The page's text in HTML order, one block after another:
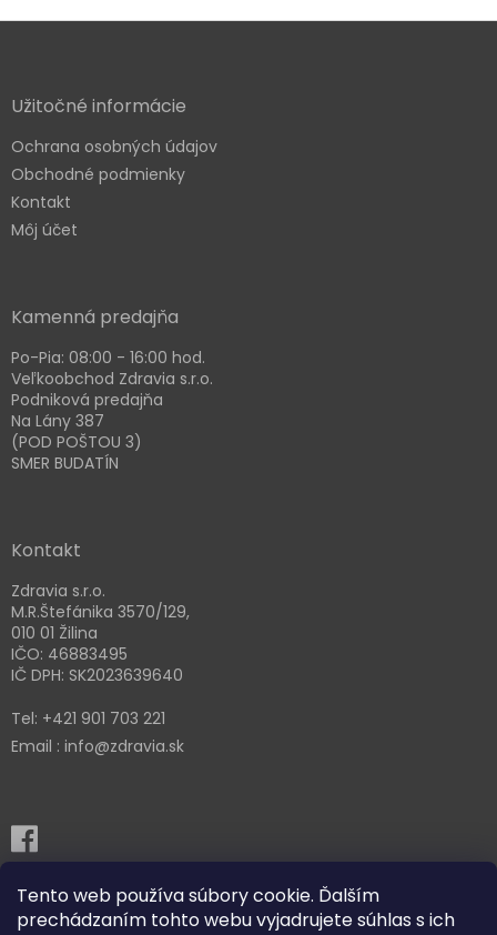
Tento web používa súbory cookie. Ďalším
prechádzaním tohto webu vyjadrujete súhlas s ich
Z
ä
e
Užitočné informácie
Ochrana osobných údajov
Obchodné podmienky
Kontakt
Môj účet
Kamenná predajňa
Po-Pia: 08:00 - 16:00 hod.
Veľkoobchod Zdravia s.r.o.
Podniková predajňa
Na Lány 387
(POD POŠTOU 3)
SMER BUDATÍN
Kontakt
Zdravia s.r.o.
M.R.Štefánika 3570/129,
010 01 Žilina
IČO: 46883495
IČ DPH: SK2023639640
Tel: +421 901 703 221
Email : info@zdravia.sk